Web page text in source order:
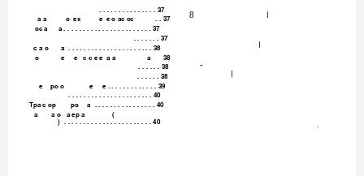
. . . . . . . . . . . . . . . 37
a a
o ex e e o ac oc
. . 37
oc a
a . . . . . . . . . . . . . . . . . . . . . . . 37
. . . . . . . 37
c a o
a . . . . . . . . . . . . . . . . . . . . . . 38
o e e c c e e a a a 38
. . . . . . 38
. . . . . . 38
e po o e e . . . . . . . . . . . . . 39
. . . . . . . . . . . . . . . . . . . . . . 40
Tpa c op po
a . . . . . . . . . . . . . . . . 40
a
a o a ep a
(
) . . . . . . . . . . . . . . . . . . . . . . . 40
8
-